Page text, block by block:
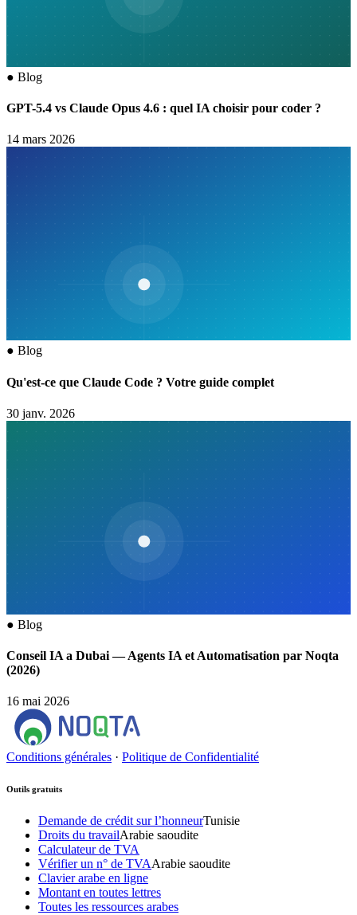
● Blog
GPT-5.4 vs Claude Opus 4.6 : quel IA choisir pour coder ?
14 mars 2026
● Blog
Qu'est-ce que Claude Code ? Votre guide complet
30 janv. 2026
● Blog
Conseil IA a Dubai — Agents IA et Automatisation par Noqta
(2026)
16 mai 2026
Conditions générales · Politique de Confidentialité
Outils gratuits
Demande de crédit sur l’honneurTunisie
Droits du travailArabie saoudite
Calculateur de TVA
Vérifier un n° de TVAArabie saoudite
Clavier arabe en ligne
Montant en toutes lettres
Toutes les ressources arabes